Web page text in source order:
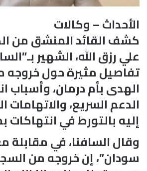
الأحداث – وكالات
كشف القائد المنشق من
علي رزق الله، الشهير
تفاصيل مثيرة حول
الهدى بأم درمان، وأسباب
الدعم السريع،
إليه بالتورط في انتهاكات
وقال السافنا، في مقابلة
سودان”، إن خروجه من